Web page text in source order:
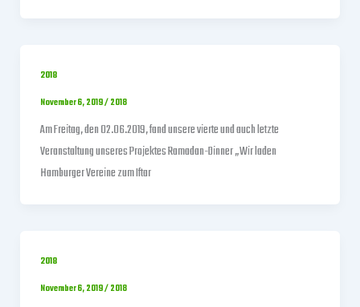
2018
November 6, 2019/2018
Am Freitag, den 02.06.2019, fand unsere vierte und auch letzte
Veranstaltung unseres Projektes Ramadan-Dinner „Wir laden
Hamburger Vereine zum Iftar
2018
November 6, 2019/2018